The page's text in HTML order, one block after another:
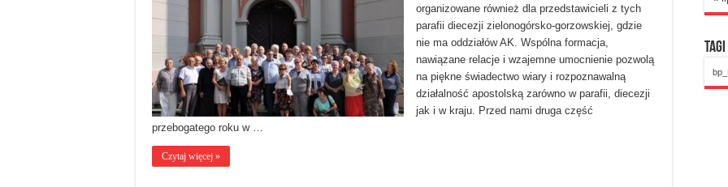
organizowane również dla przedstawicieli z tych
parafii diecezji zielonogórsko-gorzowskiej, gdzie
nie ma oddziałów AK. Wspólna formacja,
nawiązane relacje i wzajemne umocnienie pozwolą
na piękne świadectwo wiary i rozpoznawalną
działalność apostolską zarówno w parafii, diecezji
jak i w kraju. Przed nami druga część
przebogatego roku w …
Czytaj więcej »
Tagi